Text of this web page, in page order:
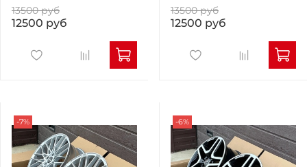
13500 руб
12500 руб
13500 руб
12500 руб
-7% -6%